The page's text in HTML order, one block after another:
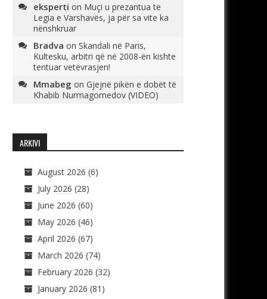
eksperti on Muçi u prezantua te
Legia e Varshavës, ja për sa vite ka
nënshkruar
Bradva on Skandali në Paris,
Kultesku, arbitri që në 2008-ën kishte
tentuar vetëvrasjen!
Mmabeg on Gjejnë pikën e dobët të
Khabib Nurmagomedov (VIDEO)
ARKIVI
August 2026 (6)
July 2026 (28)
June 2026 (60)
May 2026 (46)
April 2026 (67)
March 2026 (74)
February 2026 (32)
January 2026 (81)